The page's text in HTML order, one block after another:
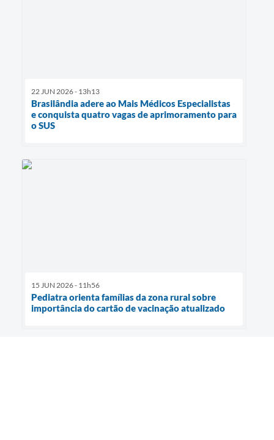
22 JUN 2026 - 13h13
Brasilândia adere ao Mais Médicos Especialistas
e conquista quatro vagas de aprimoramento para
o SUS
15 JUN 2026 - 11h56
Pediatra orienta famílias da zona rural sobre
importância do cartão de vacinação atualizado